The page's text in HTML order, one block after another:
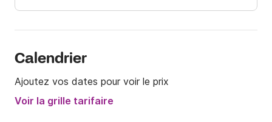
Calendrier
Ajoutez vos dates pour voir le prix
Voir la grille tarifaire